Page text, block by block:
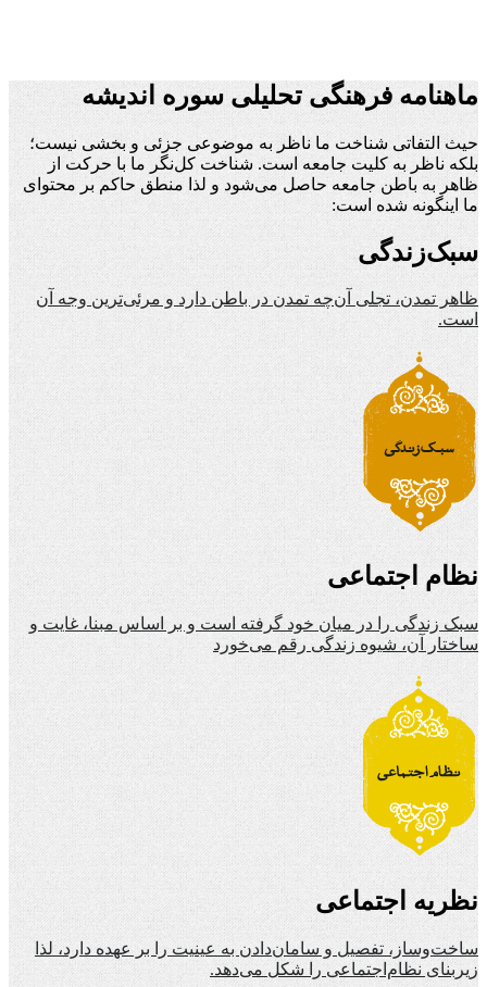
ماهنامه فرهنگی تحلیلی سوره اندیشه
حیث التفاتی شناخت ما ناظر به موضوعی جزئی و بخشی نیست؛
بلکه ناظر به کلیت جامعه است. شناخت کل‌نگر ما با حرکت از
ظاهر به باطن جامعه حاصل می‌شود و لذا منطق حاکم بر محتوای
ما اینگونه شده است:
سبک‌زندگی
ظاهر تمدن، تجلی آن‌چه تمدن در باطن دارد و مرئی‌ترین وجه آن
است.
نظام اجتماعی
سبک زندگی را در میان خود گرفته است و بر اساس مبنا، غایت و
ساختار آن، شیوه زندگی رقم می‌خورد
نظریه اجتماعی
ساخت‌وساز، تفصیل و سامان‌دادن به عینیت را بر عهده دارد، لذا
زیربنای نظام‌اجتماعی را شکل می‌دهد.